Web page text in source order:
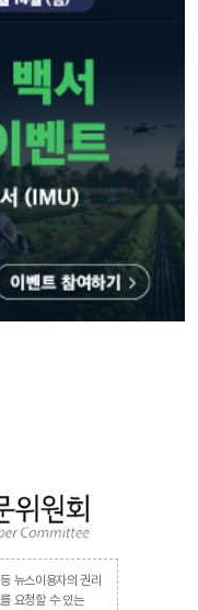
뉴스이용자의 권리
요청할 수 있는